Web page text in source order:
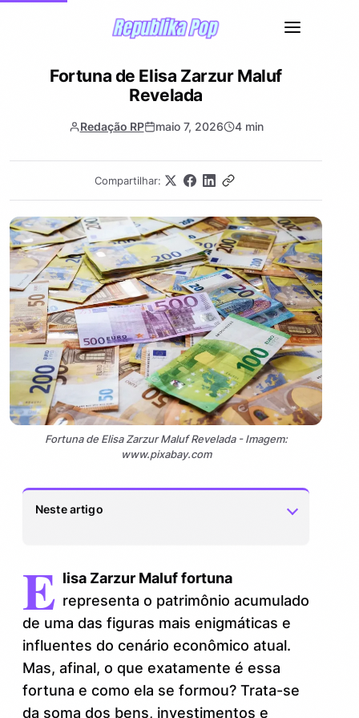
Fortuna de Elisa Zarzur Maluf
Revelada
Redação RP maio 7, 2026 4 min
Compartilhar:
Fortuna de Elisa Zarzur Maluf Revelada - Imagem:
www.pixabay.com
Neste artigo
2.
Elisa Zarzur Maluf fortuna: como se
constrói um império?
3.
Curiosidades que tornam a Elisa Zarzur
Maluf fortuna única
Dicas práticas para quem quer seguir os
E lisa Zarzur Maluf fortuna
representa o patrimônio acumulado
de uma das figuras mais enigmáticas e
influentes do cenário econômico atual.
Mas, afinal, o que exatamente é essa
fortuna e como ela se formou? Trata-se
da soma dos bens, investimentos e